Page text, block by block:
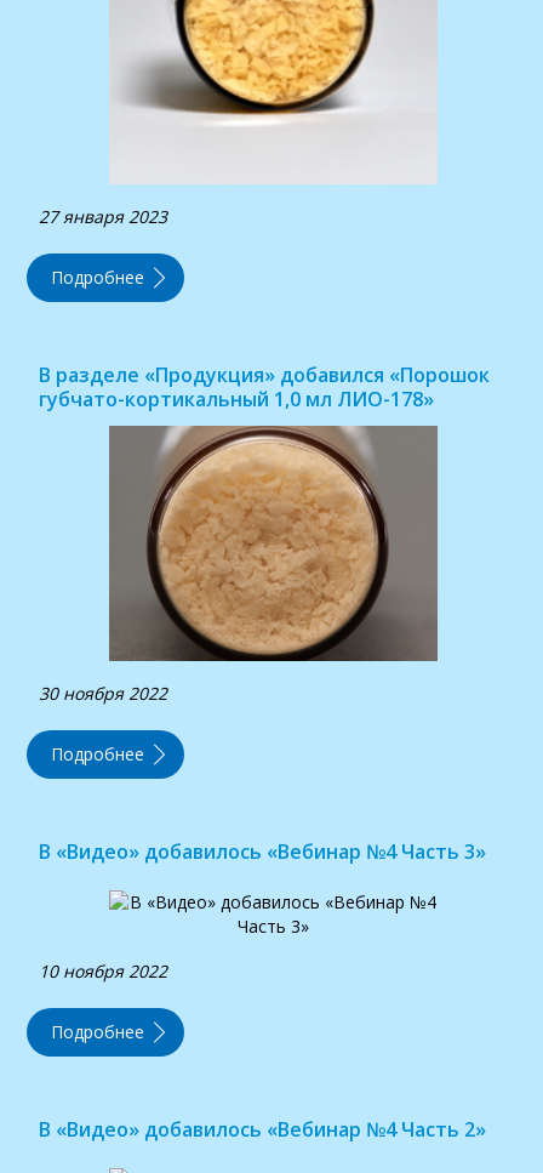
27 января 2023
Подробнее
В разделе «Продукция» добавился «Порошок
губчато-кортикальный 1,0 мл ЛИО-178»
30 ноября 2022
Подробнее
В «Видео» добавилось «Вебинар №4 Часть 3»
10 ноября 2022
Подробнее
В «Видео» добавилось «Вебинар №4 Часть 2»